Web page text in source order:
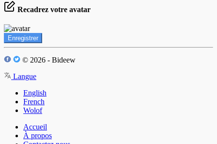
Recadrez votre avatar
Enregistrer
© 2026 - Bideew
Langue
English
French
Wolof
Accueil
À propos